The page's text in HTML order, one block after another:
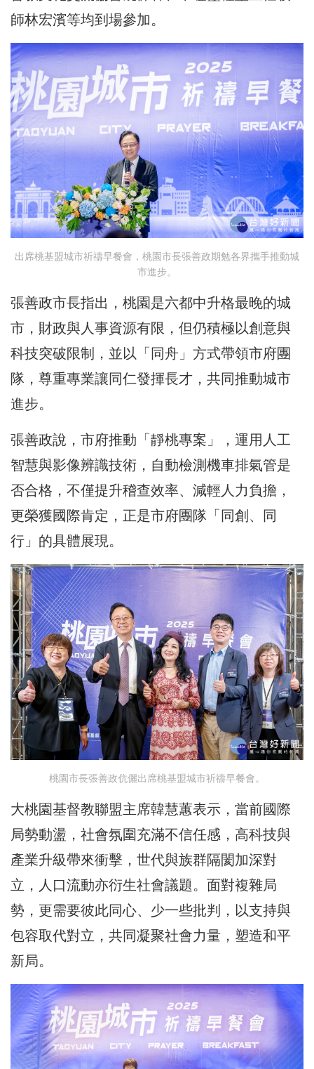
師林宏濱等均到場參加。
出席桃基盟城市祈禱早餐會，桃園市長張善政期勉各界攜手推動城
市進步。
張善政市長指出，桃園是六都中升格最晚的城
市，財政與人事資源有限，但仍積極以創意與
科技突破限制，並以「同舟」方式帶領市府團
隊，尊重專業讓同仁發揮長才，共同推動城市
進步。
張善政說，市府推動「靜桃專案」，運用人工
智慧與影像辨識技術，自動檢測機車排氣管是
否合格，不僅提升稽查效率、減輕人力負擔，
更榮獲國際肯定，正是市府團隊「同創、同
行」的具體展現。
桃園市長張善政伉儷出席桃基盟城市祈禱早餐會。
大桃園基督教聯盟主席韓慧蕙表示，當前國際
局勢動盪，社會氛圍充滿不信任感，高科技與
產業升級帶來衝擊，世代與族群隔閡加深對
立，人口流動亦衍生社會議題。面對複雜局
勢，更需要彼此同心、少一些批判，以支持與
包容取代對立，共同凝聚社會力量，塑造和平
新局。